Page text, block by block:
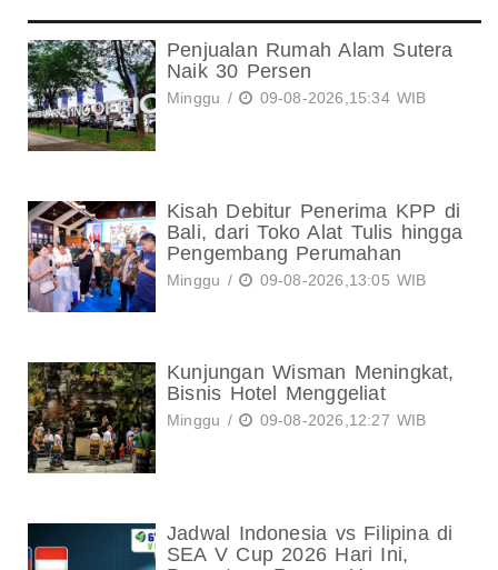
Penjualan Rumah Alam Sutera
Naik 30 Persen
Minggu / 09-08-2026,15:34 WIB
Kisah Debitur Penerima KPP di
Bali, dari Toko Alat Tulis hingga
Pengembang Perumahan
Minggu / 09-08-2026,13:05 WIB
Kunjungan Wisman Meningkat,
Bisnis Hotel Menggeliat
Minggu / 09-08-2026,12:27 WIB
Jadwal Indonesia vs Filipina di
SEA V Cup 2026 Hari Ini,